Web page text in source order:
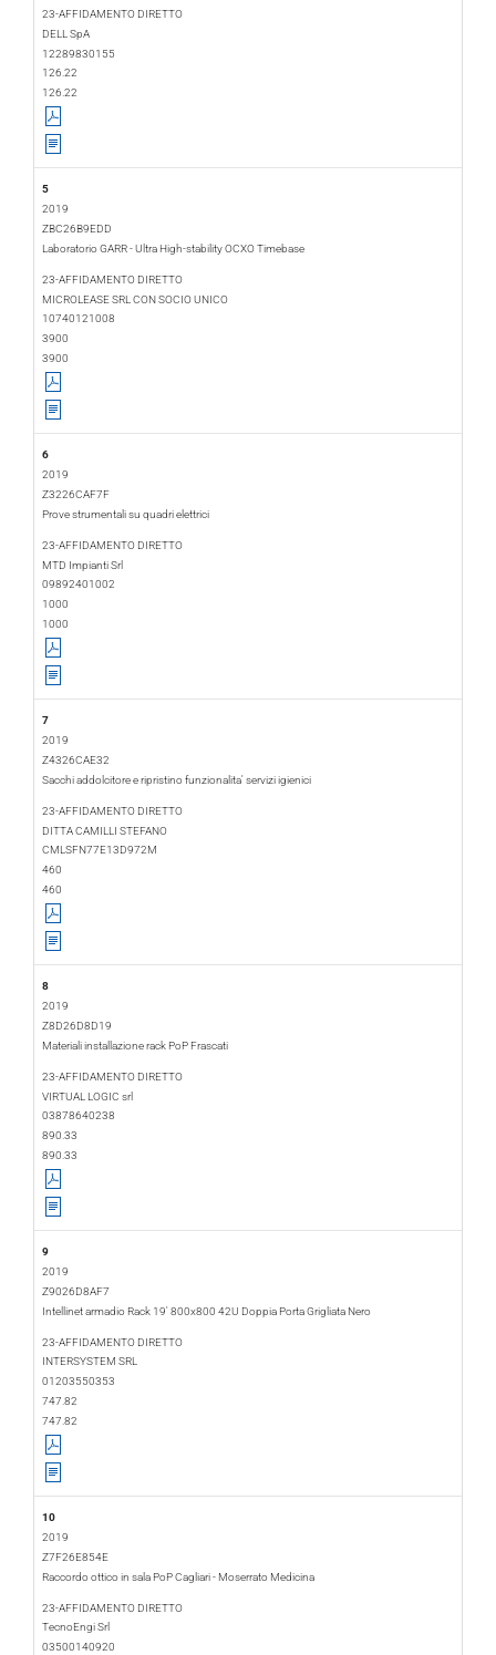
2019-01-17
23-AFFIDAMENTO DIRETTO
DELL SpA
12289830155
126.22
126.22
5
2019
ZBC26B9EDD
Laboratorio GARR - Ultra High-stability OCXO Timebase
2019-02-22
23-AFFIDAMENTO DIRETTO
MICROLEASE SRL CON SOCIO UNICO
10740121008
3900
3900
6
2019
Z3226CAF7F
Prove strumentali su quadri elettrici
2019-11-22
23-AFFIDAMENTO DIRETTO
MTD Impianti Srl
09892401002
1000
1000
7
2019
Z4326CAE32
Sacchi addolcitore e ripristino funzionalita' servizi igienici
2019-03-05
23-AFFIDAMENTO DIRETTO
DITTA CAMILLI STEFANO
CMLSFN77E13D972M
460
460
8
2019
Z8D26D8D19
Materiali installazione rack PoP Frascati
2019-03-01
23-AFFIDAMENTO DIRETTO
VIRTUAL LOGIC srl
03878640238
890.33
890.33
9
2019
Z9026D8AF7
Intellinet armadio Rack 19' 800x800 42U Doppia Porta Grigliata Nero
2019-01-29
23-AFFIDAMENTO DIRETTO
INTERSYSTEM SRL
01203550353
747.82
747.82
10
2019
Z7F26E854E
Raccordo ottico in sala PoP Cagliari - Moserrato Medicina
2019-02-25
23-AFFIDAMENTO DIRETTO
TecnoEngi Srl
03500140920